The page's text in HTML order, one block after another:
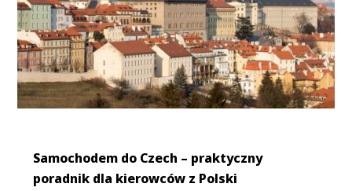
Samochodem do Czech – praktyczny
poradnik dla kierowców z Polski